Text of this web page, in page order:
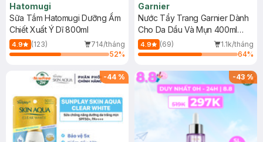
Hatomugi
Sữa Tắm Hatomugi Dưỡng Ẩm
Chiết Xuất Ý Dĩ 800ml
4.9 (123)
714/tháng
52%
Garnier
Nước Tẩy Trang Garnier Dành
Cho Da Dầu Và Mụn 400ml
(Mới)
4.9 (69)
1.1k/tháng
64%
-44 % -43%